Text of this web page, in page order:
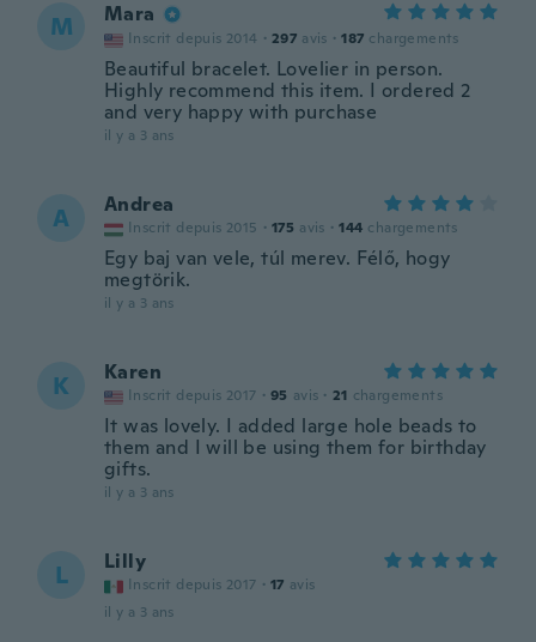
M Mara
Inscrit depuis 2014 · 297 avis · 187 chargements
Beautiful bracelet. Lovelier in person.
Highly recommend this item. I ordered 2
and very happy with purchase
il y a 3 ans
A Andrea
Inscrit depuis 2015 · 175 avis · 144 chargements
Egy baj van vele, túl merev. Félő, hogy
megtörik.
il y a 3 ans
K Karen
Inscrit depuis 2017 · 95 avis · 21 chargements
It was lovely. I added large hole beads to
them and I will be using them for birthday
gifts.
il y a 3 ans
L Lilly
Inscrit depuis 2017 · 17 avis
il y a 3 ans